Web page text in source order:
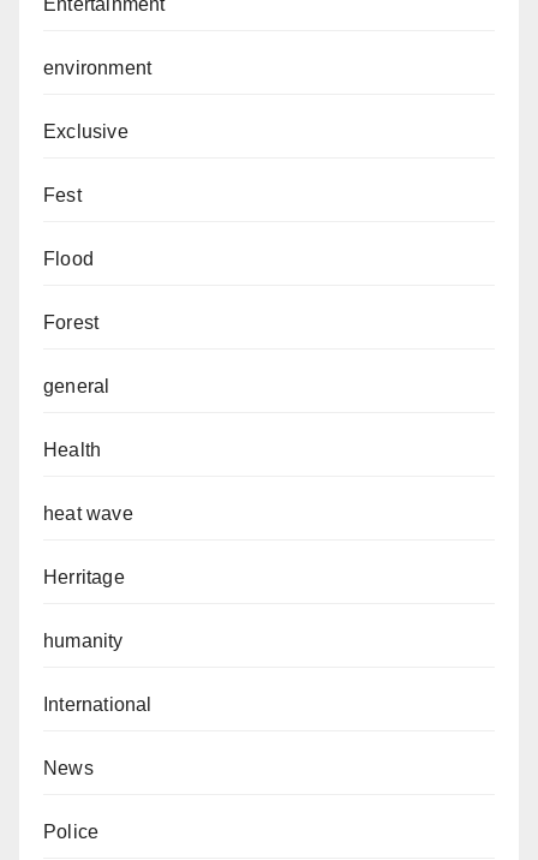
Entertainment
environment
Exclusive
Fest
Flood
Forest
general
Health
heat wave
Herritage
humanity
International
News
Police